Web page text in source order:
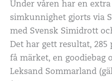
Under våren har en
simkunnighet gjorts via
med Svensk Simidrott
Det har gett resultat,
få märket, en
Leksand Sommarland